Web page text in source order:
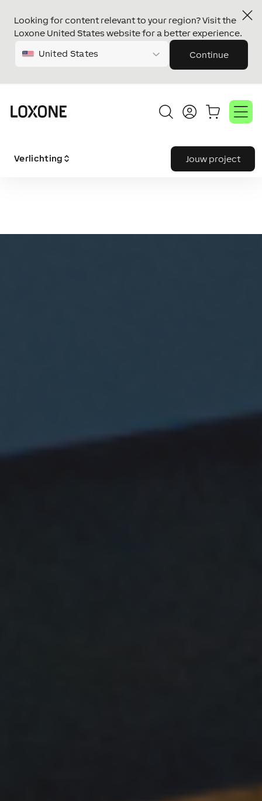
Looking for content relevant to your region? Visit the
Loxone United States website for a better experience.
United States Continue
Verlichting Jouw project